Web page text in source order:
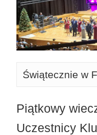
Świątecznie w
Piątkowy
Uczestnicy